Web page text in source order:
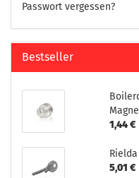
Passwort vergessen?
Bestseller
1,44 €
5,01 €